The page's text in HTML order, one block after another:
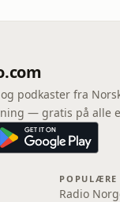
podkaster fra
— gratis på alle
POPULÆRE
Radio